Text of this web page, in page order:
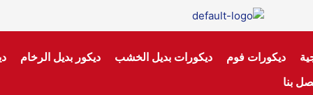
ديكورات فوم ديكورات بديل الخشب ديكور بديل الرخام
بنا